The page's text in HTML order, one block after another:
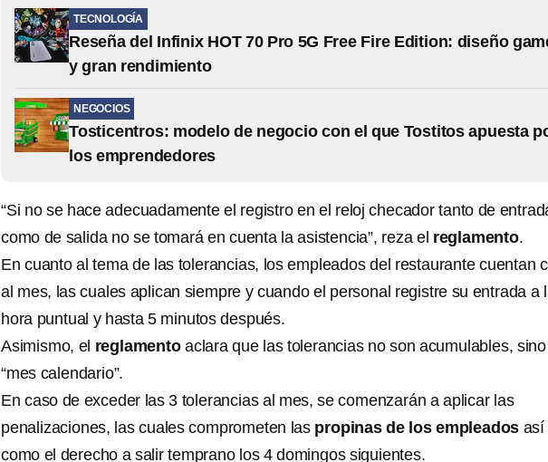
TECNOLOGÍA
Reseña del Infinix HOT 70 Pro 5G Free Fire Edition: diseño
y gran rendimiento
NEGOCIOS
Tosticentros: modelo de negocio con el que Tostitos apuesta
los emprendedores
“Si no se hace adecuadamente el registro en el reloj checador tanto de
como de salida no se tomará en cuenta la asistencia”, reza el reglamento.
En cuanto al tema de las tolerancias, los empleados del restaurante cuentan
al mes, las cuales aplican siempre y cuando el personal registre su entrada a
hora puntual y hasta 5 minutos después.
Asimismo, el reglamentoaclara que las tolerancias no son acumulables,
“mes calendario”.
En caso de exceder las 3 tolerancias al mes, se comenzarán a aplicar las
penalizaciones, las cuales comprometen las propinas de los empleados así
como el derecho a salir temprano los 4 domingos siguientes.